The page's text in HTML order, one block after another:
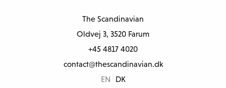
The Scandinavian
Oldvej 3, 3520 Farum
+45 4817 4020
contact@thescandinavian.dk
EN
DK